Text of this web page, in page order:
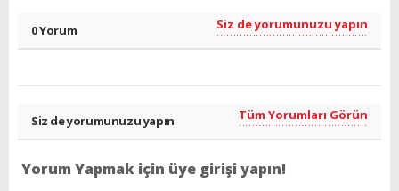
0 Yorum Siz de yorumunuzu yapın
Siz de yorumunuzu yapın Tüm Yorumları Görün
Yorum Yapmak için üye girişi yapın!